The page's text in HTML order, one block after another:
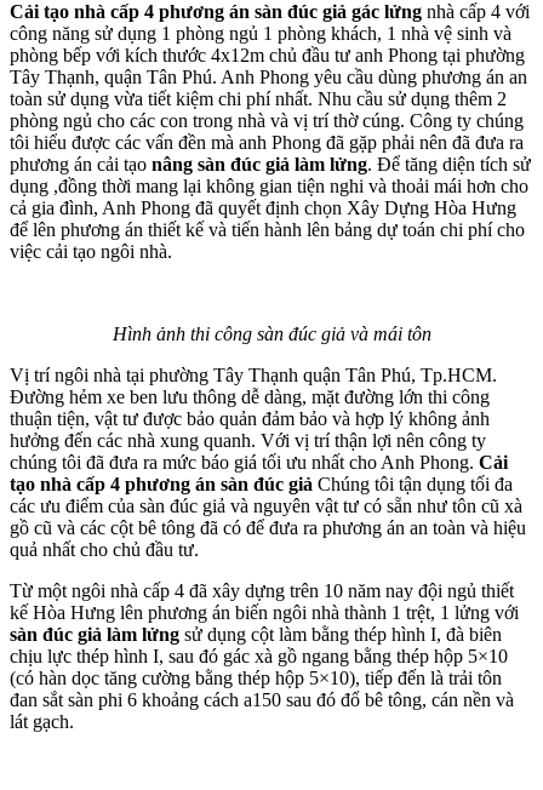
Cải tạo nhà cấp 4 phương án sàn đúc giả gác lửng nhà cấp 4 với
công năng sử dụng 1 phòng ngủ 1 phòng khách, 1 nhà vệ sinh và
phòng bếp với kích thước 4x12m chủ đầu tư anh Phong tại phường
Tây Thạnh, quận Tân Phú. Anh Phong yêu cầu dùng phương án an
toàn sử dụng vừa tiết kiệm chi phí nhất. Nhu cầu sử dụng thêm 2
phòng ngủ cho các con trong nhà và vị trí thờ cúng. Công ty chúng
tôi hiểu được các vấn đền mà anh Phong đã gặp phải nên đã đưa ra
phương án cải tạo nâng sàn đúc giả làm lửng. Để tăng diện tích sử
dụng ,đồng thời mang lại không gian tiện nghi và thoải mái hơn cho
cả gia đình, Anh Phong đã quyết định chọn Xây Dựng Hòa Hưng
để lên phương án thiết kế và tiến hành lên bảng dự toán chi phí cho
việc cải tạo ngôi nhà.
Hình ảnh thi công sàn đúc giả và mái tôn
Vị trí ngôi nhà tại phường Tây Thạnh quận Tân Phú, Tp.HCM.
Đường hẻm xe ben lưu thông dễ dàng, mặt đường lớn thi công
thuận tiện, vật tư được bảo quản đảm bảo và hợp lý không ảnh
hưởng đến các nhà xung quanh. Với vị trí thận lợi nên công ty
chúng tôi đã đưa ra mức báo giá tối ưu nhất cho Anh Phong. Cải
tạo nhà cấp 4 phương án sàn đúc giả Chúng tôi tận dụng tối đa
các ưu điểm của sàn đúc giả và nguyên vật tư có sẵn như tôn cũ xà
gồ cũ và các cột bê tông đã có để đưa ra phương án an toàn và hiệu
quả nhất cho chủ đầu tư.
Từ một ngôi nhà cấp 4 đã xây dựng trên 10 năm nay đội ngủ thiết
kế Hòa Hưng lên phương án biến ngôi nhà thành 1 trệt, 1 lửng với
sàn đúc giả làm lửng sử dụng cột làm bằng thép hình I, đà biên
chịu lực thép hình I, sau đó gác xà gồ ngang bằng thép hộp 5×10
(có hàn dọc tăng cường bằng thép hộp 5×10), tiếp đến là trải tôn
đan sắt sàn phi 6 khoảng cách a150 sau đó đổ bê tông, cán nền và
lát gạch.